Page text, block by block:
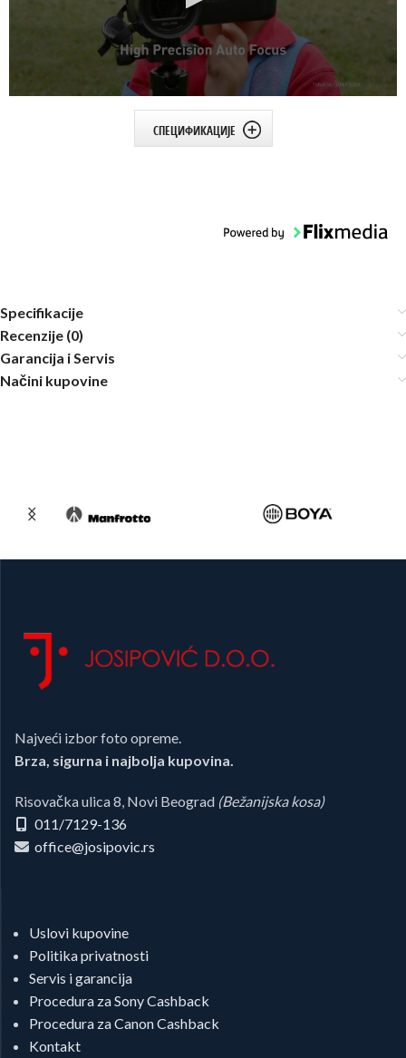
СПЕЦИФИКАЦИЈЕ
Specifikacije
Recenzije (0)
Garancija i Servis
Načini kupovine
Najveći izbor foto opreme.
Brza, sigurna i najbolja kupovina.
Risovačka ulica 8, Novi Beograd (Bežanijska kosa)
011/7129-136
office@josipovic.rs
Uslovi kupovine
Politika privatnosti
Servis i garancija
Procedura za Sony Cashback
Procedura za Canon Cashback
Kontakt